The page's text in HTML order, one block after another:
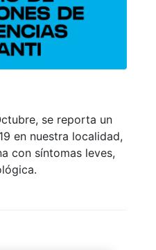
se reporta un
en nuestra localidad,
con síntomas leves,